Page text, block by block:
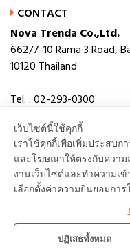
CONTACT
Nova Trenda Co.,Ltd.
662/7-10 Rama 3 Road,
10120 Thailand
Tel. : 02-293-0300
E-mail :
เว็บไซต์นี้ใช้คุกกี้
เราใช้คุกกี้เพื่อเพิ่มประสบ
และโฆษณาให้ตรงกับความ
งานเว็บไซต์และทำความเ
เลือกตั้งค่าความยินยอมการ
ปฏิเสธทั้งหมด